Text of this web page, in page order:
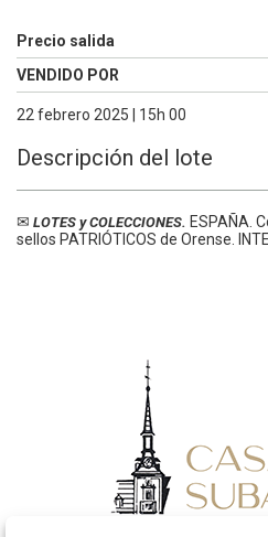
Precio salida
VENDIDO POR
22 febrero 2025 | 15h 00
Descripción del lote
✉ LOTES y COLECCIONES. ESPAÑA.
sellos PATRIÓTICOS de Orense.